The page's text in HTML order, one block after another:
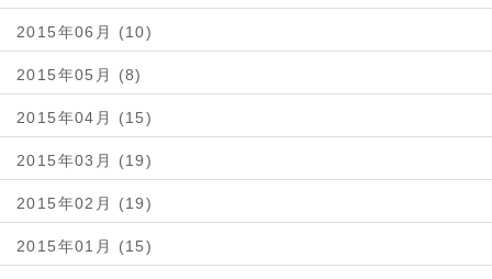
2015年06月 (10)
2015年05月 (8)
2015年04月 (15)
2015年03月 (19)
2015年02月 (19)
2015年01月 (15)